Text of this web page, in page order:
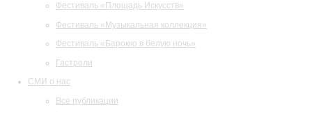
Фестиваль «Площадь Искусств»
Фестиваль «Музыкальная коллекция»
Фестиваль «Барокко в белую ночь»
Гастроли
СМИ о нас
Все публикации